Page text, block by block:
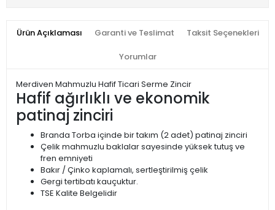
Ürün Açıklaması Garanti ve Teslimat Taksit Seçenekleri
Yorumlar
Merdiven Mahmuzlu Hafif Ticari Serme Zincir
Hafif ağırlıklı ve ekonomik
patinaj zinciri
Branda Torba içinde bir takım (2 adet) patinaj zinciri
Çelik mahmuzlu baklalar sayesinde yüksek tutuş ve
fren emniyeti
Bakır / Çinko kaplamalı, sertleştirilmiş çelik
Gergi tertibatı kauçuktur.
TSE Kalite Belgelidir